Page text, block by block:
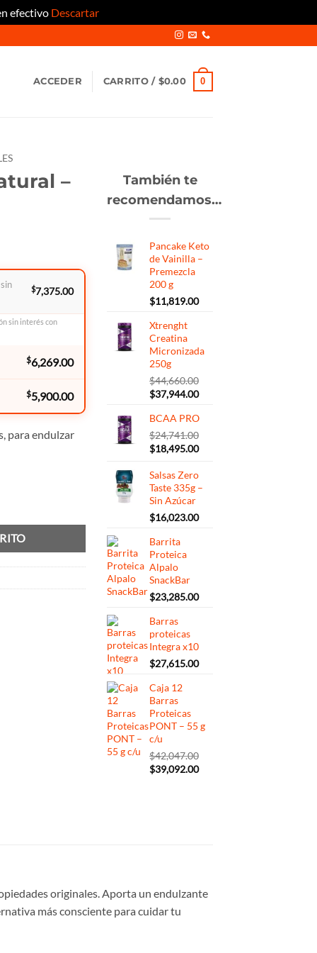
efectivo Descartar
ACCEDER CARRITO / $0.00 0
–
$7,375.00
sin interés con
$6,269.00
$5,900.00
para endulzar
También te
recomendamos…
Pancake Keto
de Vainilla –
Premezcla
200 g
$11,819.00
Xtrenght
Creatina
Micronizada
250g
$44,660.00
El
original
era:
$44,660.00.
$37,944.00El
actual
es:
$37,944.00.
BCAA PRO
$24,741.00
El
original
era:
$24,741.00.
$18,495.00El
actual
es:
Salsas Zero
Taste 335g –
Sin Azúcar
$16,023.00
Barrita
Proteica
Alpalo
SnackBar
$23,285.00
Barras
proteicas
Integra x10
$27,615.00
Caja 12
Barras
Proteicas
PONT – 55 g
c/u
$42,047.00
El
$39,092.00El
originales. Aporta un endulzante
más consciente para cuidar tu